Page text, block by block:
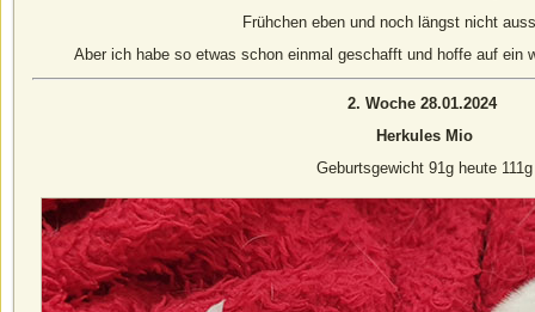
Frühchen eben und noch längst nicht
Aber ich habe so etwas schon einmal geschafft und hoffe auf ein
2. Woche 28.01.2024
Herkules Mio
Geburtsgewicht 91g heute 111g